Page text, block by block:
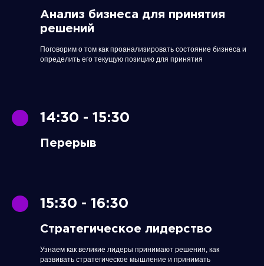
Анализ бизнеса для принятия
решений
Поговорим о том как проанализировать состояние бизнеса и
определить его текущую позицию для принятия
14:30 - 15:30
Перерыв
15:30 - 16:30
Стратегическое лидерство
Узнаем как великие лидеры принимают решения, как
развивать стратегическое мышление и принимать